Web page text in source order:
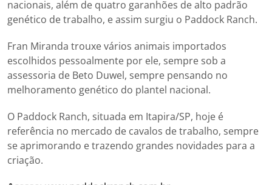
nacionais, além de quatro garanhões de alto padrão
genético de trabalho, e assim surgiu o Paddock Ranch.
Fran Miranda trouxe vários animais importados
escolhidos pessoalmente por ele, sempre sob a
assessoria de Beto Duwel, sempre pensando no
melhoramento genético do plantel nacional.
O Paddock Ranch, situada em Itapira/SP, hoje é
referência no mercado de cavalos de trabalho, sempre
se aprimorando e trazendo grandes novidades para a
criação.